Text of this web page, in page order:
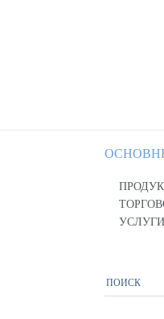
УСЛУГИ